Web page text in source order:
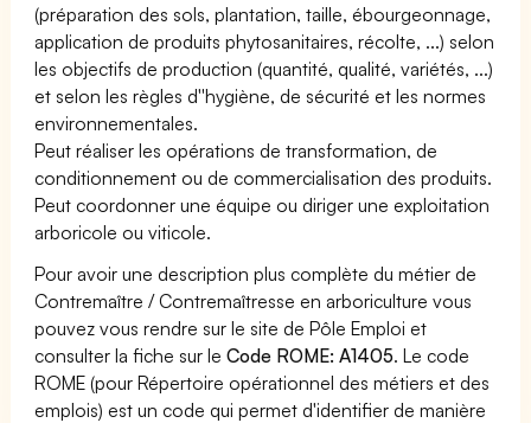
(préparation des sols, plantation, taille, ébourgeonnage,
application de produits phytosanitaires, récolte, ...) selon
les objectifs de production (quantité, qualité, variétés, ...)
et selon les règles d''hygiène, de sécurité et les normes
environnementales.
Peut réaliser les opérations de transformation, de
conditionnement ou de commercialisation des produits.
Peut coordonner une équipe ou diriger une exploitation
arboricole ou viticole.
Pour avoir une description plus complète du métier de
Contremaître / Contremaîtresse en arboriculture vous
pouvez vous rendre sur le site de Pôle Emploi et
consulter la fiche sur leCode ROME: A1405. Le code
ROME (pour Répertoire opérationnel des métiers et des
emplois) est un code qui permet d'identifier de manière